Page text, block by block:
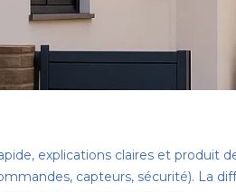
explications claires et produit
capteurs, sécurité). La